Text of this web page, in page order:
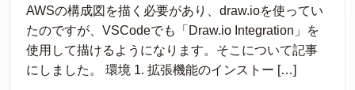
AWSの構成図を描く必要があり、draw.ioを使ってい
たのですが、VSCodeでも「Draw.io Integration」を
使用して描けるようになります。そこについて記事
にしました。 環境 1. 拡張機能のインストー […]